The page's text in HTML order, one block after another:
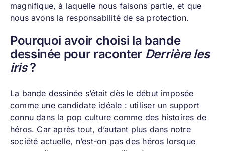
magnifique, à laquelle nous faisons partie, et que
nous avons la responsabilité de sa protection.
Pourquoi avoir choisi la bande
dessinée pour raconter Derrière les
iris?
La bande dessinée s’était dès le début imposée
comme une candidate idéale : utiliser un support
connu dans la pop culture comme des histoires de
héros. Car après tout, d’autant plus dans notre
société actuelle, n’est-on pas des héros lorsque